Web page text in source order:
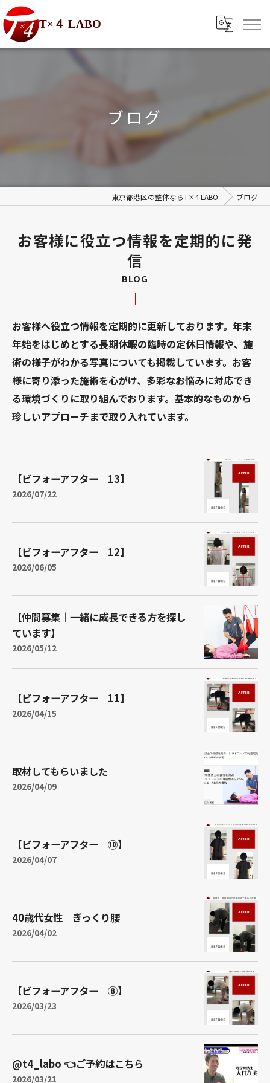
T×４ LABO
ブログ
東京都港区の整体ならT×4 LABO ブログ
お客様に役立つ情報を定期的に発
信
BLOG
お客様へ役立つ情報を定期的に更新しております。年末
年始をはじめとする長期休暇の臨時の定休日情報や、施
術の様子がわかる写真についても掲載しています。お客
様に寄り添った施術を心がけ、多彩なお悩みに対応でき
る環境づくりに取り組んでおります。基本的なものから
珍しいアプローチまで取り入れています。
【ビフォーアフター 13】
2026/07/22
【ビフォーアフター 12】
2026/06/05
【仲間募集｜一緒に成長できる方を探し
ています】
2026/05/12
【ビフォーアフター 11】
2026/04/15
取材してもらいました
2026/04/09
【ビフォーアフター ⑩】
2026/04/07
40歳代女性 ぎっくり腰
2026/04/02
【ビフォーアフター ⑧】
2026/03/23
@t4_labo 👈ご予約はこちら
2026/03/21